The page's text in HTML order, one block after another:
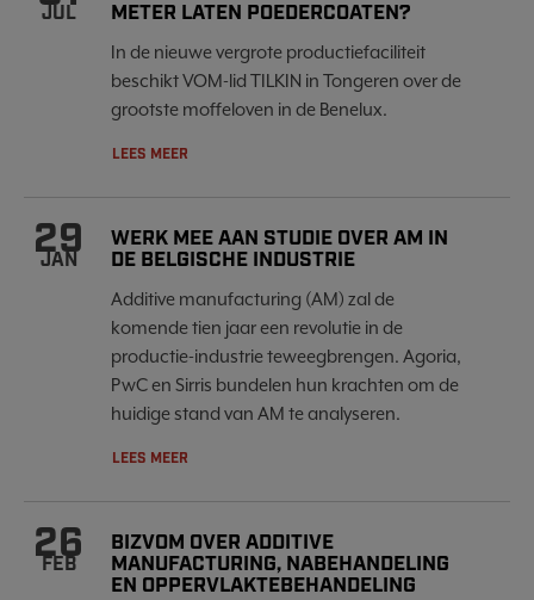
JUL
METER LATEN POEDERCOATEN?
In de nieuwe vergrote productiefaciliteit
beschikt VOM-lid TILKIN in Tongeren over de
grootste moffeloven in de Benelux.
LEES MEER
29
JAN
WERK MEE AAN STUDIE OVER AM IN
DE BELGISCHE INDUSTRIE
Additive manufacturing (AM) zal de
komende tien jaar een revolutie in de
productie-industrie teweegbrengen. Agoria,
PwC en Sirris bundelen hun krachten om de
huidige stand van AM te analyseren.
LEES MEER
26
FEB
BIZVOM OVER ADDITIVE
MANUFACTURING, NABEHANDELING
EN OPPERVLAKTEBEHANDELING